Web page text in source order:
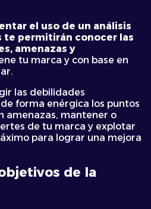
el uso de un análisis
te permitirán conocer las
amenazas y
tu marca y con base en
las debilidades
forma enérgica los puntos
amenazas, mantener o
de tu marca y explotar
para lograr una mejora
de la